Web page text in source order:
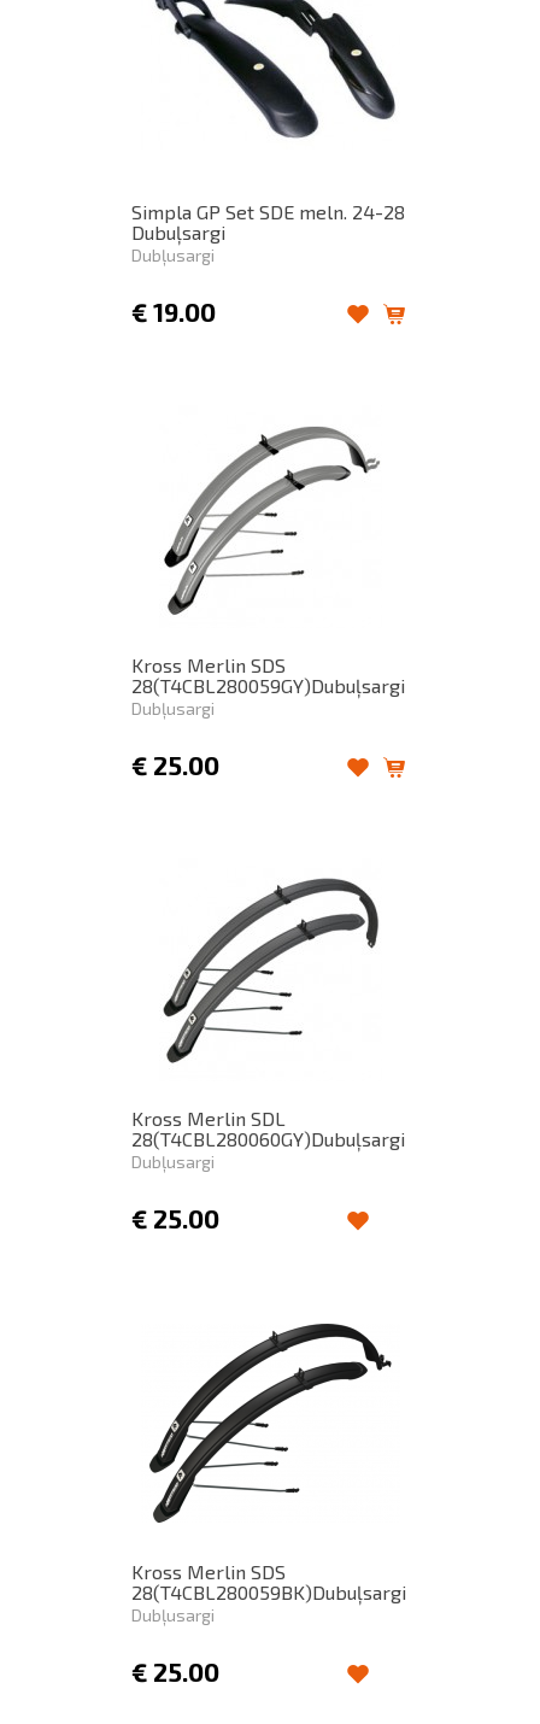
Simpla GP Set SDE meln. 24-28
Dubuļsargi
Dubļusargi
€ 19.00
Kross Merlin SDS
28(T4CBL280059GY)Dubuļsargi
Dubļusargi
€ 25.00
Kross Merlin SDL
28(T4CBL280060GY)Dubuļsargi
Dubļusargi
€ 25.00
Kross Merlin SDS
28(T4CBL280059BK)Dubuļsargi
Dubļusargi
€ 25.00